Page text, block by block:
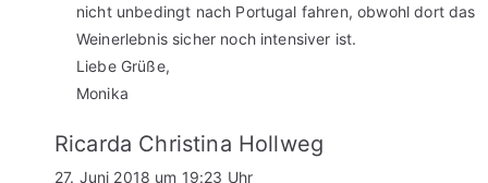
nicht unbedingt nach Portugal fahren, obwohl dort das
Weinerlebnis sicher noch intensiver ist.
Liebe Grüße,
Monika
Ricarda Christina Hollweg
27. Juni 2018 um 19:23 Uhr